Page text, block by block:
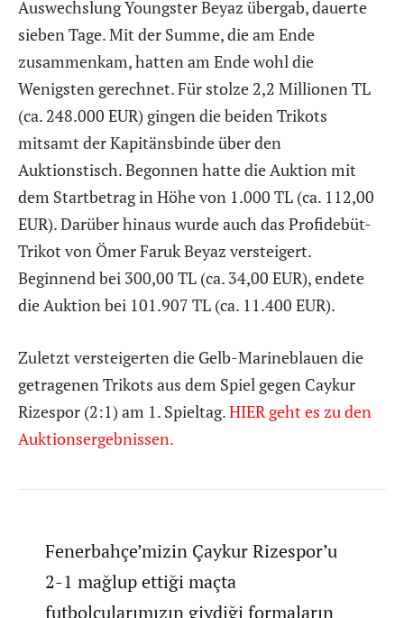
Auswechslung Youngster Beyaz übergab, dauerte
sieben Tage. Mit der Summe, die am Ende
zusammenkam, hatten am Ende wohl die
Wenigsten gerechnet. Für stolze 2,2 Millionen TL
(ca. 248.000 EUR) gingen die beiden Trikots
mitsamt der Kapitänsbinde über den
Auktionstisch. Begonnen hatte die Auktion mit
dem Startbetrag in Höhe von 1.000 TL (ca. 112,00
EUR). Darüber hinaus wurde auch das Profidebüt-
Trikot von Ömer Faruk Beyaz versteigert.
Beginnend bei 300,00 TL (ca. 34,00 EUR), endete
die Auktion bei 101.907 TL (ca. 11.400 EUR).
Zuletzt versteigerten die Gelb-Marineblauen die
getragenen Trikots aus dem Spiel gegen Caykur
Rizespor (2:1) am 1. Spieltag.HIER geht es zu den
Auktionsergebnissen.
Fenerbahçe’mizin Çaykur Rizespor’u
2-1 mağlup ettiği maçta
futbolcularımızın giydiği formaların